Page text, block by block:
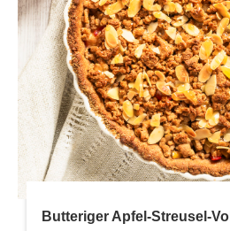
Butteriger Apfel-Streusel-